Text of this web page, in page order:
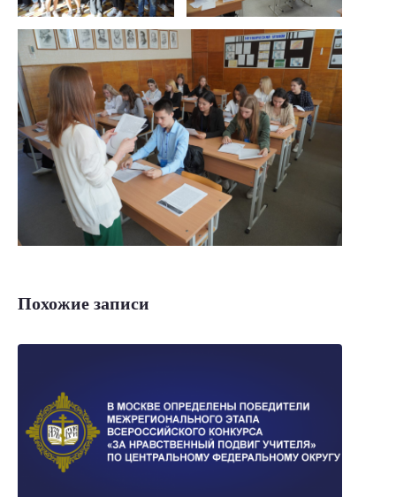
Похожие записи